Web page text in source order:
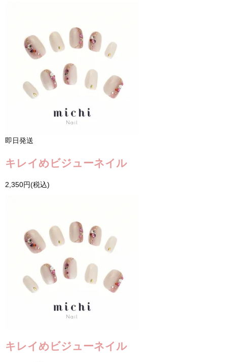
即日発送
キレイめビジューネイル
2,350円(税込)
キレイめビジューネイル